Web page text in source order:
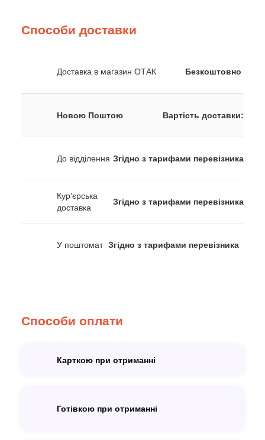
Способи доставки
Доставка в магазин ОТАК Безкоштовно
Новою Поштою Вартість доставки:
До відділення Згідно з тарифами перевізника
Кур'єрська
доставка
Згідно з тарифами перевізника
У поштомат Згідно з тарифами перевізника
Способи оплати
Карткою при отриманні
Готівкою при отриманні